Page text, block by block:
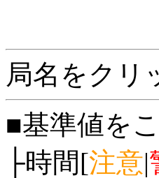
局名をクリ
■基準値を
├時間[注意|